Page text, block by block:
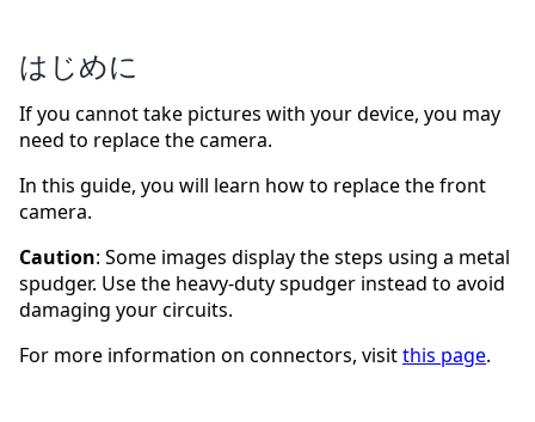
はじめに
If you cannot take pictures with your device, you may
need to replace the camera.
In this guide, you will learn how to replace the front
camera.
Caution: Some images display the steps using a metal
spudger. Use the heavy-duty spudger instead to avoid
damaging your circuits.
For more information on connectors, visitthis page.